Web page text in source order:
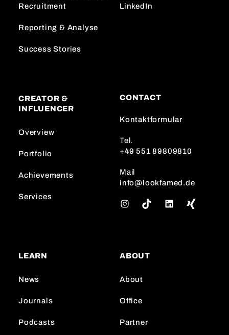
Recruitment
Reporting & Analyse
Success Stories
LinkedIn
CREATOR &
INFLUENCER
Overview
Portfolio
Achievements
Services
CONTACT
Kontaktformular
Tel.
+49 551 89809810
Mail
info@lookfamed.de
g
a
LEARN
News
Journals
Podcasts
ABOUT
About
Office
Partner